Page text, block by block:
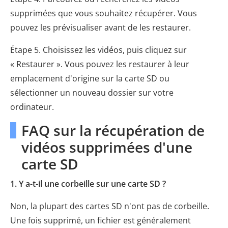
supprimées que vous souhaitez récupérer. Vous
pouvez les prévisualiser avant de les restaurer.
Étape 5. Choisissez les vidéos, puis cliquez sur
« Restaurer ». Vous pouvez les restaurer à leur
emplacement d'origine sur la carte SD ou
sélectionner un nouveau dossier sur votre
ordinateur.
FAQ sur la récupération de
vidéos supprimées d'une
carte SD
1. Y a-t-il une corbeille sur une carte SD ?
Non, la plupart des cartes SD n'ont pas de corbeille.
Une fois supprimé, un fichier est généralement